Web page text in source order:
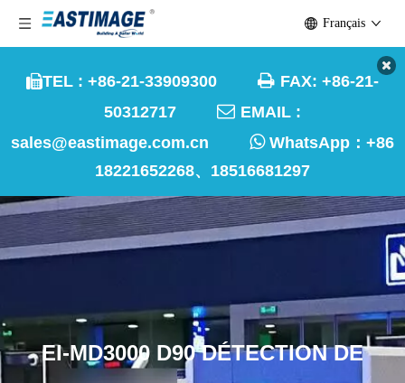
TEL : +86-21-33909300  FAX: +86-21-
50312717  EMAIL :
sales@eastimage.com.cn
WhatsApp： +86
18221652268、18516681297
Français
EI-MD3000 D90 DÉTECTION DE